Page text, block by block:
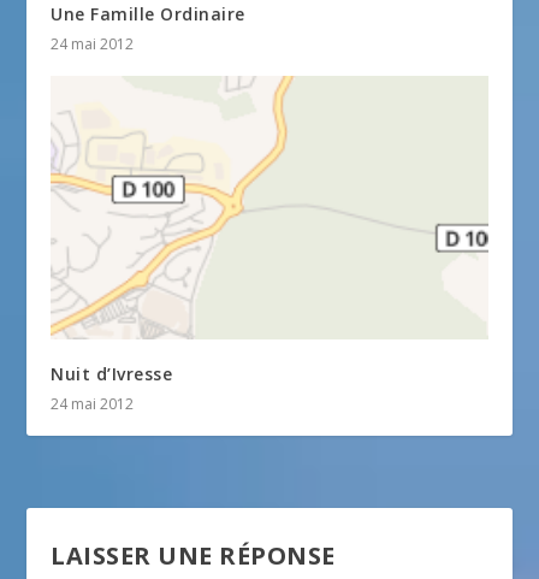
Une Famille Ordinaire
24 mai 2012
Nuit d’Ivresse
24 mai 2012
LAISSER UNE RÉPONSE